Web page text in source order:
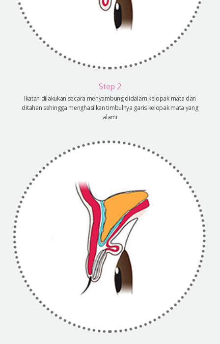
Step 2
Ikatan dilakukan secara menyambung didalam kelopak mata dan
ditahan sehingga menghasilkan timbulnya garis kelopak mata yang
alami